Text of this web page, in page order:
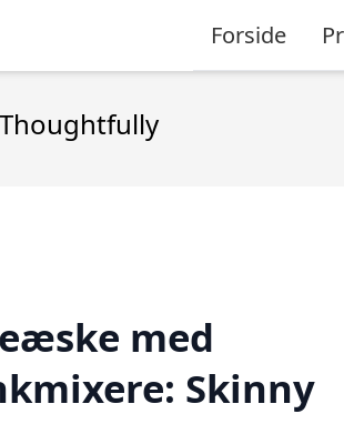
Forside
med
Skinny